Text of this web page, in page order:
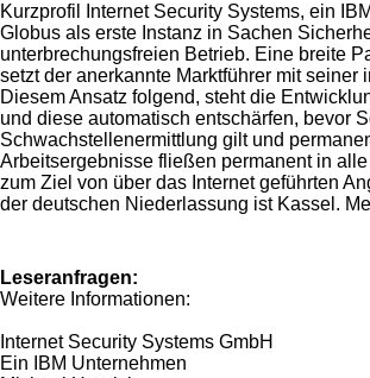
Kurzprofil Internet Security Systems, ein
Globus als erste Instanz in Sachen
unterbrechungsfreien Betrieb. Eine breite
setzt der anerkannte Marktführer mit
Diesem Ansatz folgend, steht die
und diese automatisch entschärfen, bevor
Schwachstellenermittlung gilt und
Arbeitsergebnisse fließen permanent in
zum Ziel von über das Internet geführten
der deutschen Niederlassung ist Kassel.
Leseranfragen:
Weitere Informationen:
Internet Security Systems GmbH
Ein IBM Unternehmen